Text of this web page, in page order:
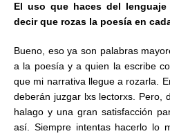
El uso que haces del
decir que rozas la poesía en
Bueno, eso ya son palabras
a la poesía y a quien la escribe
que mi narrativa llegue a rozarla.
deberán juzgar lxs lectorxs. Pero,
halago y una gran satisfacción
así. Siempre intentas hacerlo lo